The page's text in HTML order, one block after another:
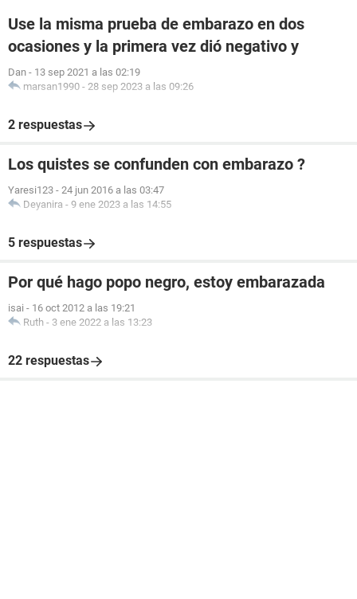
Use la misma prueba de embarazo en dos
ocasiones y la primera vez dió negativo y
Dan - 13 sep 2021 a las 02:19
marsan1990 - 28 sep 2023 a las 09:26
2 respuestas
Los quistes se confunden con embarazo ?
Yaresi123 - 24 jun 2016 a las 03:47
Deyanira - 9 ene 2023 a las 14:55
5 respuestas
Por qué hago popo negro, estoy embarazada
isai - 16 oct 2012 a las 19:21
Ruth - 3 ene 2022 a las 13:23
22 respuestas